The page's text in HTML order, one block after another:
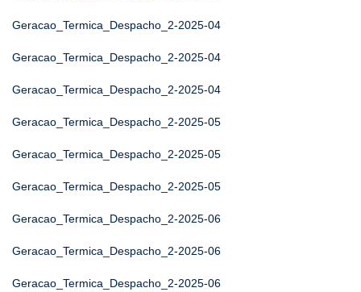
Geracao_Termica_Despacho_2-2025-04
Geracao_Termica_Despacho_2-2025-04
Geracao_Termica_Despacho_2-2025-04
Geracao_Termica_Despacho_2-2025-05
Geracao_Termica_Despacho_2-2025-05
Geracao_Termica_Despacho_2-2025-05
Geracao_Termica_Despacho_2-2025-06
Geracao_Termica_Despacho_2-2025-06
Geracao_Termica_Despacho_2-2025-06